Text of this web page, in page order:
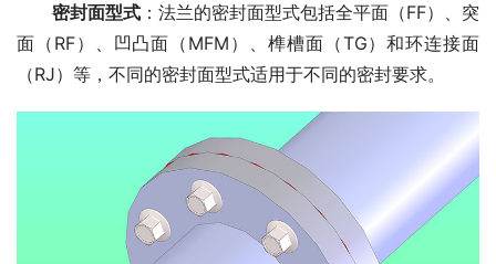
密封面型式 ：法兰的密封面型式包括全平面（FF）、突
面（RF）、凹凸面（MFM）、榫槽面（TG）和环连接面
（RJ）等，不同的密封面型式适用于不同的密封要求。